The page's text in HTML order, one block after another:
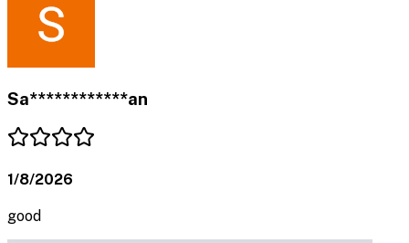
Sa************an
1/8/2026
good